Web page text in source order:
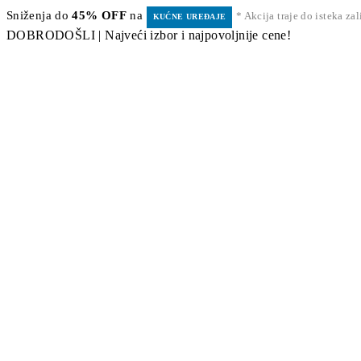
Sniženja do45% OFF na KUĆNE UREĐAJE * Akcija traje do isteka
DOBRODOŠLI | Najveći izbor i najpovoljnije cene!